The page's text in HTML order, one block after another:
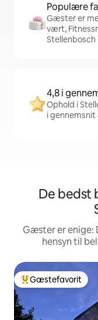
Populære
Gæster er
vært,
Stellenbosch
4,8 i
Ophold i
i gennemsnit
De bedst
Gæster er enige:
hensyn til
Bedste gæstefavorit
Gæstefavorit